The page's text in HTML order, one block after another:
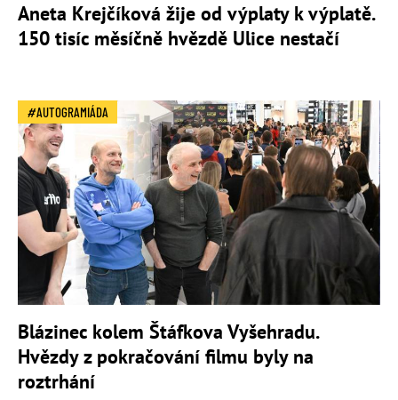
Aneta Krejčíková žije od výplaty k výplatě.
150 tisíc měsíčně hvězdě Ulice nestačí
AUTOGRAMIÁDA
Blázinec kolem Štáfkova Vyšehradu.
Hvězdy z pokračování filmu byly na
roztrhání